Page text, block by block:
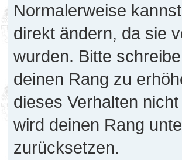
Normalerweise
direkt ändern, da sie
wurden. Bitte
deinen Rang zu
dieses Verhalten
wird deinen Rang
zurücksetzen.